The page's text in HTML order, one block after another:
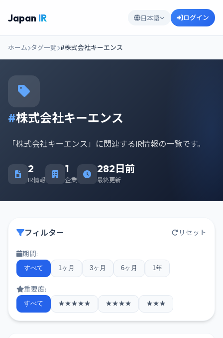
Japan IR 日本語 ログイン
ホーム タグ一覧 #株式会社キーエンス
#株式会社キーエンス
「株式会社キーエンス」に関連するIR情報の一覧です。
2
IR情報
1
企業
282日前
最終更新
フィルター リセット
期間:
すべて 1ヶ月 3ヶ月 6ヶ月 1年
重要度:
すべて ★★★★★ ★★★★ ★★★